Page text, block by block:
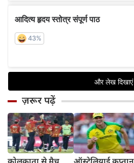
ज़रूर पढ़ें